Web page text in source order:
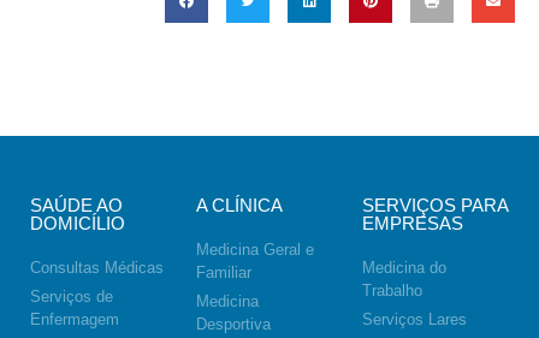
SAÚDE AO
DOMICÍLIO
Consultas Médicas
Serviços de
Enfermagem
A CLÍNICA
Medicina Geral e
Familiar
Medicina
Desportiva
SERVIÇOS PARA
EMPRESAS
Medicina do
Trabalho
Serviços Lares